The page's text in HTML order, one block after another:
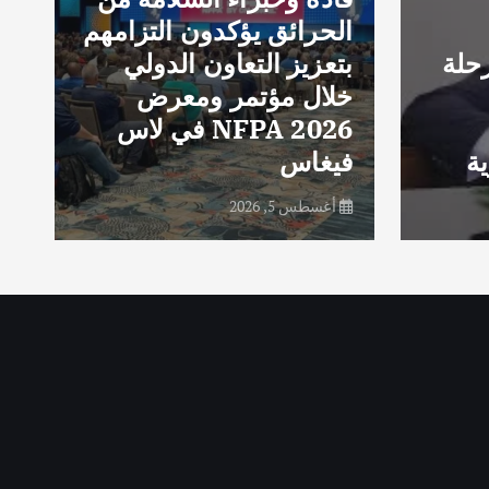
الحرائق يؤكدون التزامهم
بتعزيز التعاون الدولي
خلال مؤتمر ومعرض
NFPA 2026 في لاس
فيغاس
أغسطس 5, 2026